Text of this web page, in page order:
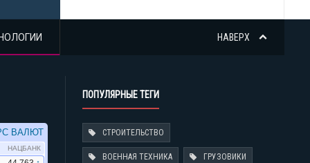
НАВЕРХ
ПОПУЛЯРНЫЕ ТЕГИ
СТРОИТЕЛЬСТВО
ВОЕННАЯ ТЕХНИКА ГРУЗОВИКИ